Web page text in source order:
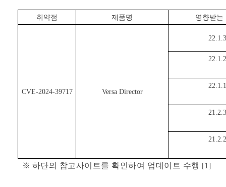
취약점 제품명 영향받는
CVE-2024-39717 Versa Director
22.1.3
22.1.2
22.1.1
21.2.3
21.2.2
※ 하단의 참고사이트를 확인하여 업데이트 수행 [1]